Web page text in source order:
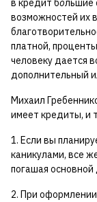
в кредит большие
возможностей их
платной,
человеку дается
дополнительный
Михаил
имеет кредиты, и
1. Если вы
каникулами, все
погашая основной
2. При